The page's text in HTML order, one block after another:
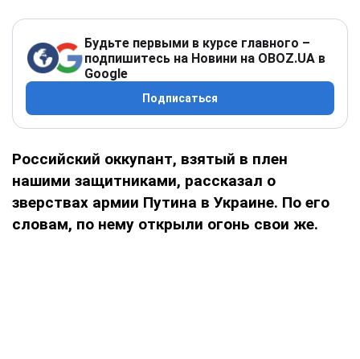
Будьте первыми в курсе главного –
подпишитесь на Новини на OBOZ.UA в
Google
Подписаться
Российский оккупант, взятый в плен
нашими защитниками, рассказал о
зверствах армии Путина в Украине. По его
словам, по нему открыли огонь свои же.